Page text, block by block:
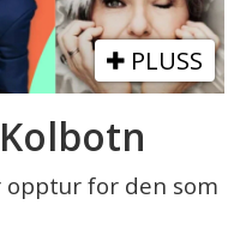
PLUSS
for den som